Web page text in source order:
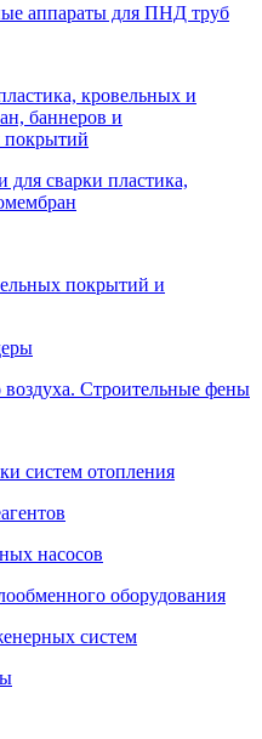
аппараты для ПНД труб
кровельных и
баннеров и
покрытий
сварки пластика,
покрытий и
Строительные фены
систем отопления
насосов
оборудования
систем